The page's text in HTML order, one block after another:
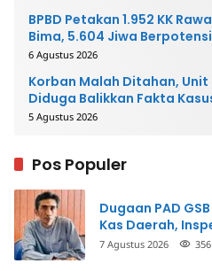
BPBD Petakan 1.952 KK
Bima, 5.604 Jiwa
6 Agustus 2026
Korban Malah Ditahan, Unit
Diduga Balikkan Fakta
5 Agustus 2026
Pos Populer
Dugaan PAD
Kas Daerah,
Terkait
7 Agustus 2026 356